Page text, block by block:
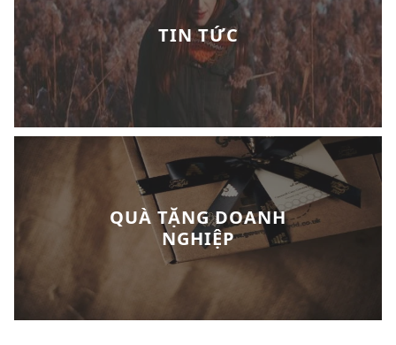
TIN TỨC
QUÀ TẶNG DOANH
NGHIỆP